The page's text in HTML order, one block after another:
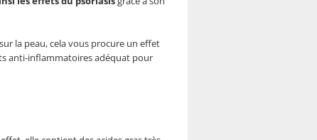
la peau, cela vous procure un effet
anti-inflammatoires adéquat pour